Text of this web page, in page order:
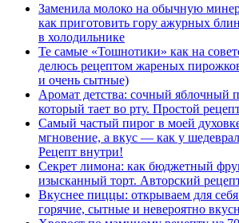
Заменила молоко на обычную
как приготовить гору ажурных
в холодильнике
Те самые «Тошнотики» как на
делюсь рецептом жареных
и очень сытные)
Аромат детства: сочный яблочный
который тает во рту. Простой
Самый частый пирог в моей
мгновение, а вкус — как у
Рецепт внутри!
Секрет лимона: как бюджетный
изысканный торт. Авторский
Вкуснее пиццы: открываем для
горячие, сытные и невероятно